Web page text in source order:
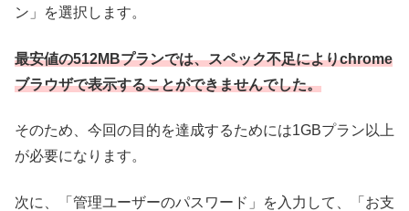
ン」を選択します。
最安値の512MBプランでは、スペック不足によりchrome
ブラウザで表示することができませんでした。
そのため、今回の目的を達成するためには1GBプラン以上
が必要になります。
次に、「 管理ユーザーのパスワード 」を入力して、「お支